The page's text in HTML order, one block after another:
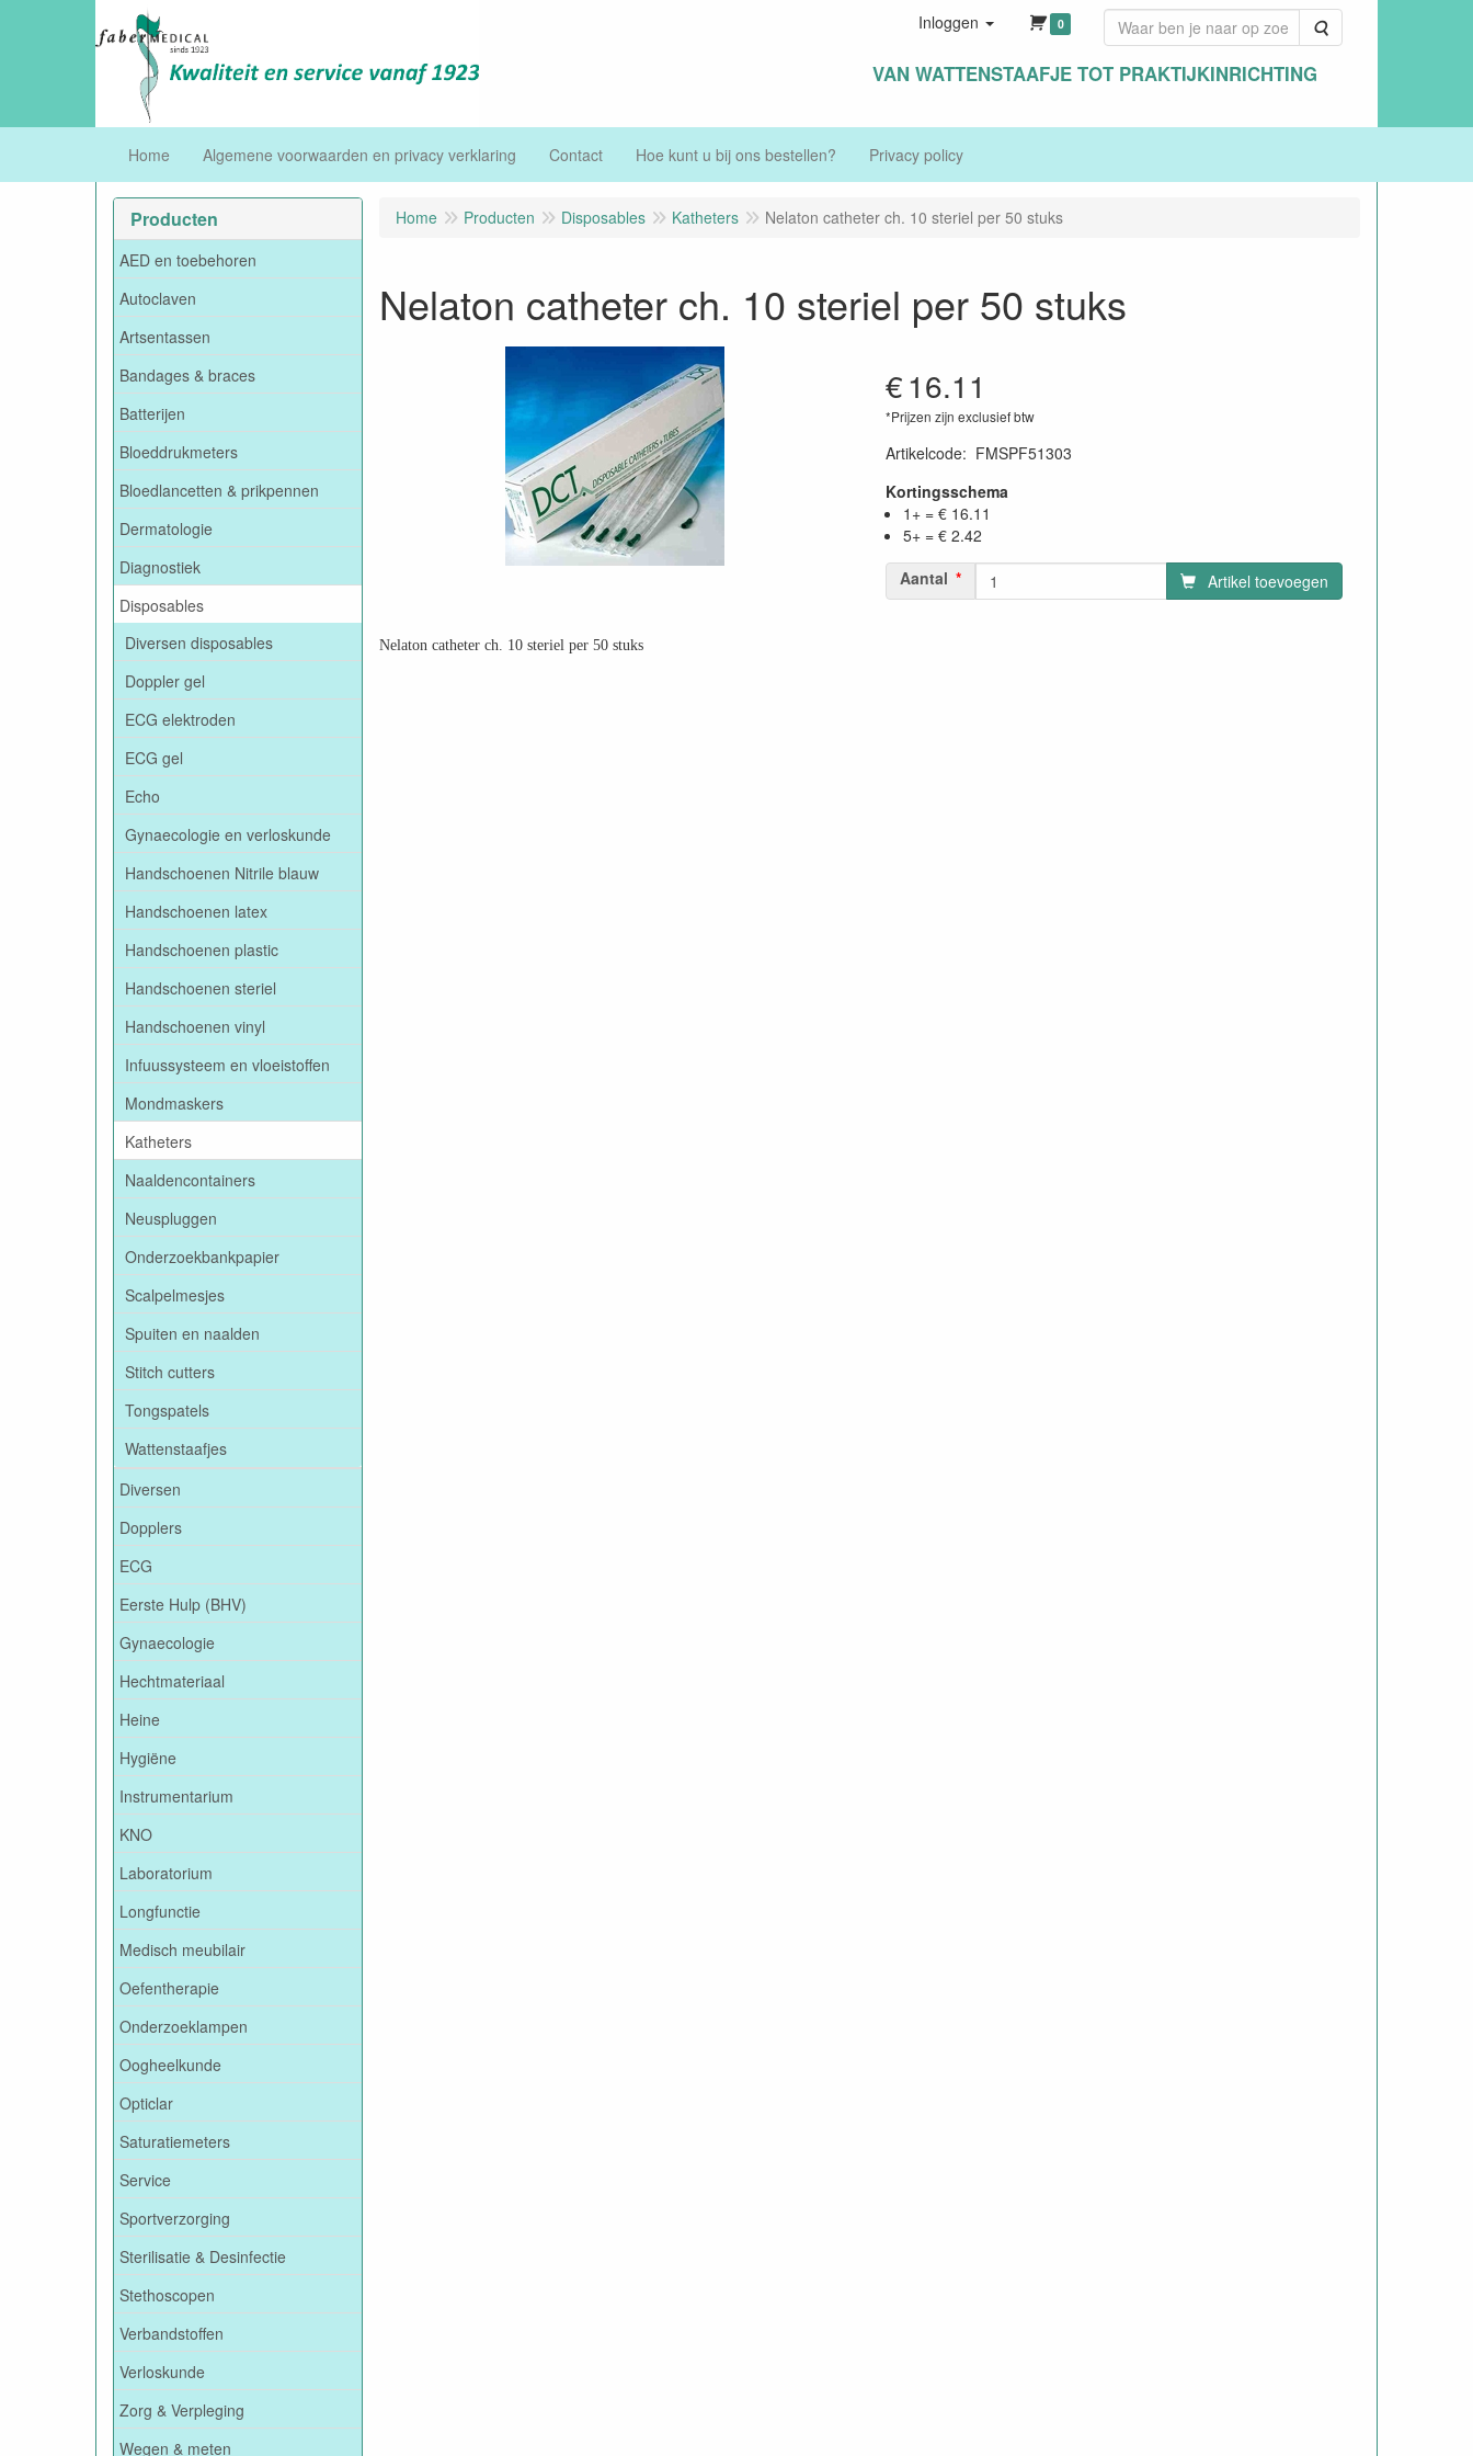
VAN WATTENSTAAFJE TOT PRAKTIJKINRICHTING
Inloggen 0 Zoeken
Home Algemene voorwaarden en privacy verklaring Contact Hoe kunt u bij ons bestellen? Privacy policy
Producten
AED en toebehoren
Autoclaven
Artsentassen
Bandages & braces
Batterijen
Bloeddrukmeters
Bloedlancetten & prikpennen
Dermatologie
Diagnostiek
Disposables
Diversen disposables
Doppler gel
ECG elektroden
ECG gel
Echo
Gynaecologie en verloskunde
Handschoenen Nitrile blauw
Handschoenen latex
Handschoenen plastic
Handschoenen steriel
Handschoenen vinyl
Infuussysteem en vloeistoffen
Mondmaskers
Katheters
Naaldencontainers
Neuspluggen
Onderzoekbankpapier
Scalpelmesjes
Spuiten en naalden
Stitch cutters
Tongspatels
Wattenstaafjes
Diversen
Dopplers
ECG
Eerste Hulp (BHV)
Gynaecologie
Hechtmateriaal
Heine
Hygiëne
Instrumentarium
KNO
Laboratorium
Longfunctie
Medisch meubilair
Oefentherapie
Onderzoeklampen
Oogheelkunde
Opticlar
Saturatiemeters
Service
Sportverzorging
Sterilisatie & Desinfectie
Stethoscopen
Verbandstoffen
Verloskunde
Zorg & Verpleging
Wegen & meten
Home Producten Disposables Katheters Nelaton catheter ch. 10 steriel per 50 stuks
Nelaton catheter ch. 10 steriel per 50 stuks
€16.11
*Prijzen zijn exclusief btw
Artikelcode: FMSPF51303
Kortingsschema
1+ = € 16.11
5+ = € 2.42
Aantal
Artikel toevoegen
Nelaton catheter ch. 10 steriel per 50 stuks